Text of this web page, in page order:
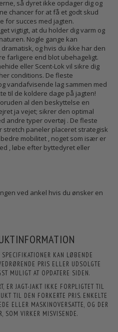
så dyret ikke opdager dig og
chancer for at få et godt skud
for succes med jagten.
vigtigt, at du holder dig varm og
Nogle gange kan
og hvis du ikke har den
farligere end blot ubehageligt.
eller Scent-Lok vil sikre dig
conditions. De fleste
vandafvisende lag sammen med
til de koldere dage på jagten!
al den beskyttelse en
ja vejet; sikrer den optimal
andre typer overtøj . De fleste
paneler placeret strategisk
mobilitet , noget som især er
, løbe efter byttedyret eller
ved ankel hvis du ønsker en
KAN LØBENDE
PRIS ELLER UDSOLGTE
MULIGT AT OPDATERE SIDEN.
ER JAGT-JAKT IKKE FORPLIGTET TIL
TIL DEN FORKERTE PRIS. ENKELTE
ELLER MASKINOVERSATTE, OG DER
SOM VIRKER MISVISENDE.